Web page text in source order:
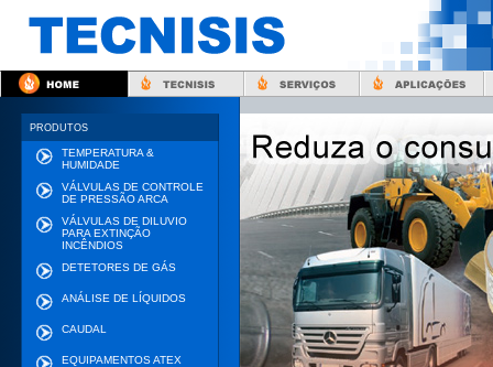
PRODUTOS
TEMPERATURA &
HUMIDADE
VÁLVULAS DE CONTROLE
DE PRESSÃO ARCA
VÁLVULAS DE DILUVIO
PARA EXTINÇÃO
INCÊNDIOS
DETETORES DE GÁS
ANÁLISE DE LÍQUIDOS
CAUDAL
EQUIPAMENTOS ATEX